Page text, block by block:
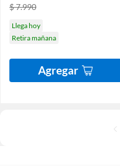
$ 7.990
Llega hoy
Retira mañana
Agregar